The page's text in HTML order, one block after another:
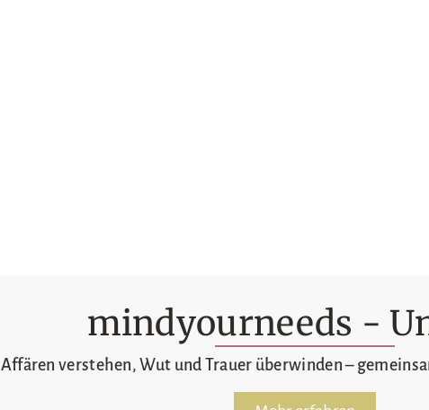
mindyourneeds -
Affären verstehen, Wut und Trauer überwinden –